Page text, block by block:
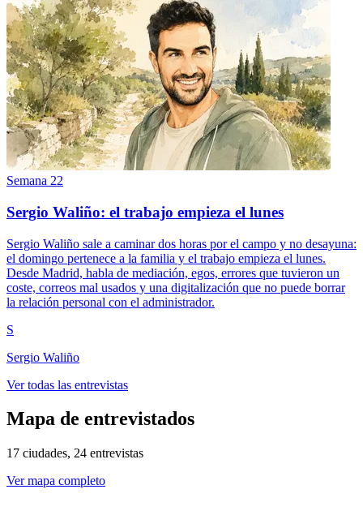
Semana 22
Sergio Waliño: el trabajo empieza el lunes
Sergio Waliño sale a caminar dos horas por el campo y no desayuna:
el domingo pertenece a la familia y el trabajo empieza el lunes.
Desde Madrid, habla de mediación, egos, errores que tuvieron un
coste, correos mal usados y una digitalización que no puede borrar
la relación personal con el administrador.
S
Sergio Waliño
Ver todas las entrevistas
Mapa de entrevistados
17 ciudades, 24 entrevistas
Ver mapa completo